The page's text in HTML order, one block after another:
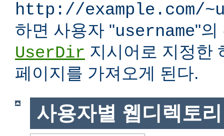
http://example.com/
하면 사용자 "username"의
UserDir 지시어로 지정한
페이지를 가져오게 된다.
사용자별 웹디렉토리